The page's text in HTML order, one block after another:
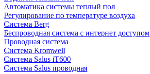
Автоматика системы теплый пол
Регулирование по температуре воздуха
Система Berg
Беспроводная система с интернет доступом
Проводная система
Система Kromwell
Система Salus iT600
Система Salus проводная